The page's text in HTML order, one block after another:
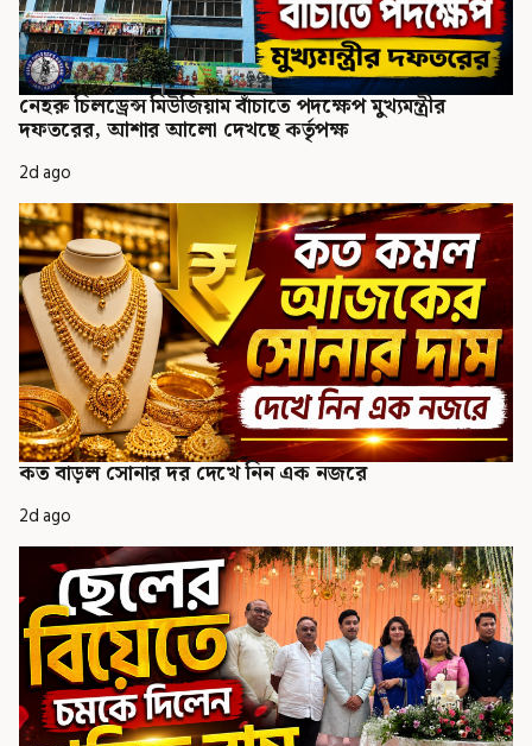
নেহরু চিলড্রেন্স মিউজিয়াম বাঁচাতে পদক্ষেপ মুখ্যমন্ত্রীর
দফতরের, আশার আলো দেখছে কর্তৃপক্ষ
2d ago
কত বাড়ল সোনার দর দেখে নিন এক নজরে
2d ago